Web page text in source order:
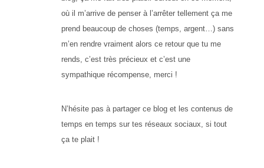
où il m’arrive de penser à l’arrêter tellement ça me
prend beaucoup de choses (temps, argent…) sans
m’en rendre vraiment alors ce retour que tu me
rends, c’est très précieux et c’est une
sympathique récompense, merci !
N’hésite pas à partager ce blog et les contenus de
temps en temps sur tes réseaux sociaux, si tout
ça te plait !